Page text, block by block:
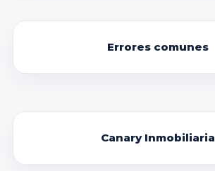
Errores comunes
Canary Inmobiliaria